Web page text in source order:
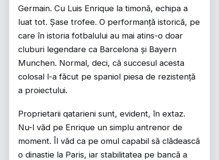
Germain. Cu Luis Enrique la timonă, echipa a
luat tot. Șase trofee. O performanță istorică, pe
care în istoria fotbalului au mai atins-o doar
cluburi legendare ca Barcelona și Bayern
Munchen. Normal, deci, că succesul acesta
colosal l-a făcut pe spaniol piesa de rezistență
a proiectului.
Proprietarii qatarieni sunt, evident, în extaz.
Nu-l văd pe Enrique un simplu antrenor de
moment. Îl văd ca pe omul capabil să clădească
o dinastie la Paris, iar stabilitatea pe bancă a